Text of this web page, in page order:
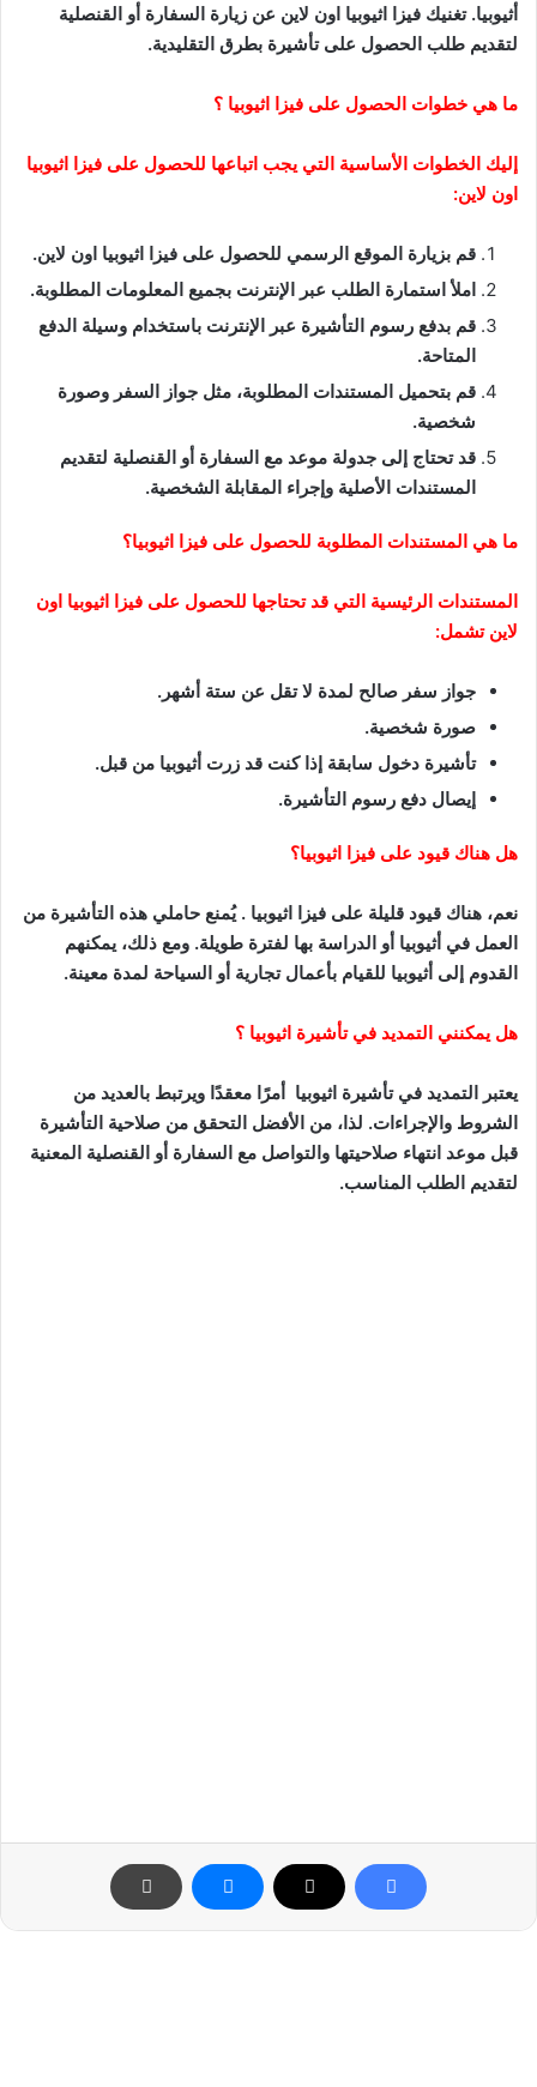
أثيوبيا. تغنيك فيزا اثيوبيا اون لاين عن زيارة السفارة أو القنصلية
لتقديم طلب الحصول على تأشيرة بطرق التقليدية.
ما هي خطوات الحصول على فيزا اثيوبيا ؟
إليك الخطوات الأساسية التي يجب اتباعها للحصول على فيزا اثيوبيا
اون لاين:
قم بزيارة الموقع الرسمي للحصول على فيزا اثيوبيا اون لاين.
املأ استمارة الطلب عبر الإنترنت بجميع المعلومات المطلوبة.
قم بدفع رسوم التأشيرة عبر الإنترنت باستخدام وسيلة الدفع
المتاحة.
قم بتحميل المستندات المطلوبة، مثل جواز السفر وصورة
شخصية.
قد تحتاج إلى جدولة موعد مع السفارة أو القنصلية لتقديم
المستندات الأصلية وإجراء المقابلة الشخصية.
ما هي المستندات المطلوبة للحصول على فيزا اثيوبيا؟
المستندات الرئيسية التي قد تحتاجها للحصول على فيزا اثيوبيا اون
لاين تشمل:
جواز سفر صالح لمدة لا تقل عن ستة أشهر.
صورة شخصية.
تأشيرة دخول سابقة إذا كنت قد زرت أثيوبيا من قبل.
إيصال دفع رسوم التأشيرة.
هل هناك قيود على فيزا اثيوبيا؟
نعم، هناك قيود قليلة على فيزا اثيوبيا . يُمنع حاملي هذه التأشيرة من
العمل في أثيوبيا أو الدراسة بها لفترة طويلة. ومع ذلك، يمكنهم
القدوم إلى أثيوبيا للقيام بأعمال تجارية أو السياحة لمدة معينة.
هل يمكنني التمديد في تأشيرة اثيوبيا ؟
يعتبر التمديد في تأشيرة اثيوبيا أمرًا معقدًا ويرتبط بالعديد من
الشروط والإجراءات. لذا، من الأفضل التحقق من صلاحية التأشيرة
قبل موعد انتهاء صلاحيتها والتواصل مع السفارة أو القنصلية المعنية
لتقديم الطلب المناسب.